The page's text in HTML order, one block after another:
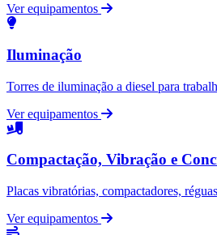
Ver equipamentos
Iluminação
Torres de iluminação a diesel para
Ver equipamentos
Compactação, Vibração e
Placas vibratórias, compactadores,
Ver equipamentos